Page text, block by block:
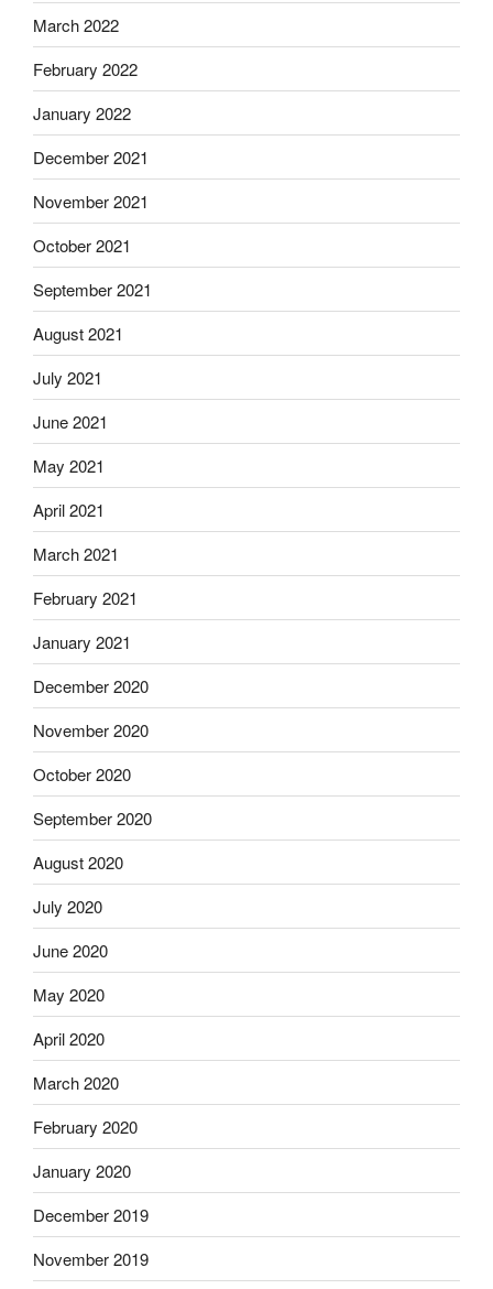
March 2022
February 2022
January 2022
December 2021
November 2021
October 2021
September 2021
August 2021
July 2021
June 2021
May 2021
April 2021
March 2021
February 2021
January 2021
December 2020
November 2020
October 2020
September 2020
August 2020
July 2020
June 2020
May 2020
April 2020
March 2020
February 2020
January 2020
December 2019
November 2019